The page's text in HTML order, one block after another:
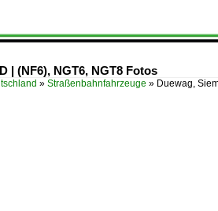
| (NF6), NGT6, NGT8 Fotos
» Straßenbahnfahrzeuge » Duewag,